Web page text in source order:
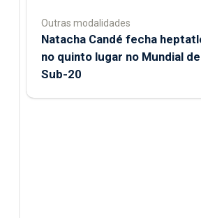
Outras modalidades
Natacha Candé fecha
no quinto lugar no Mundial de
Sub-20